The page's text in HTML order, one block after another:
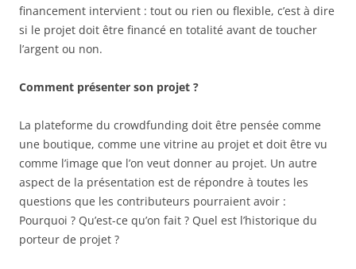
financement intervient : tout ou rien ou flexible, c’est à dire
si le projet doit être financé en totalité avant de toucher
l’argent ou non.
Comment présenter son projet ?
La plateforme du crowdfunding doit être pensée comme
une boutique, comme une vitrine au projet et doit être vu
comme l’image que l’on veut donner au projet. Un autre
aspect de la présentation est de répondre à toutes les
questions que les contributeurs pourraient avoir :
Pourquoi ? Qu’est-ce qu’on fait ? Quel est l’historique du
porteur de projet ?